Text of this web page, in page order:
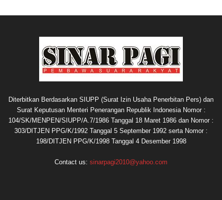
Diterbitkan Berdasarkan SIUPP (Surat Izin Usaha Penerbitan Pers) dan
Surat Keputusan Menteri Penerangan Republik Indonesia Nomor :
104/SK/MENPEN/SIUPP/A.7/1986 Tanggal 18 Maret 1986 dan Nomor :
303/DITJEN PPG/K/1992 Tanggal 5 September 1992 serta Nomor :
198/DITJEN PPG/K/1998 Tanggal 4 Desember 1998
Contact us: sinarpagi2010@yahoo.com